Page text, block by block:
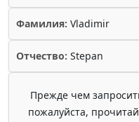
Фамилия: Vladimir
Отчество: Stepan
Прежде чем
пожалуйста,